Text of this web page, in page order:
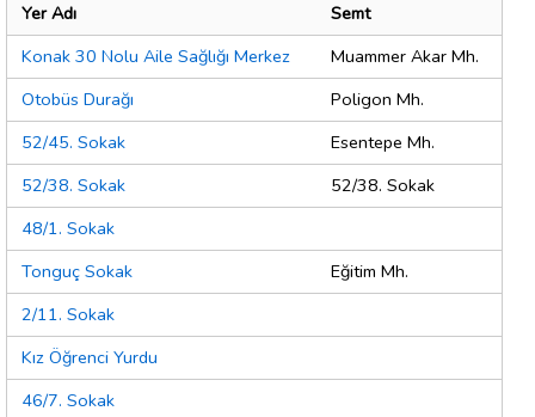
Yer Adı
Semt
Konak 30 Nolu Aile Sağlığı Merkez
Muammer Akar Mh.
Otobüs Durağı
Poligon Mh.
52/45. Sokak
Esentepe Mh.
52/38. Sokak
52/38. Sokak
48/1. Sokak
Tonguç Sokak
Eğitim Mh.
2/11. Sokak
Kız Öğrenci Yurdu
46/7. Sokak